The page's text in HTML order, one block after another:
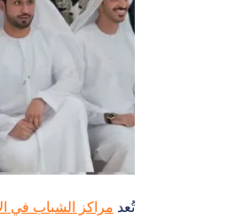
تُعد مراكز الشباب في